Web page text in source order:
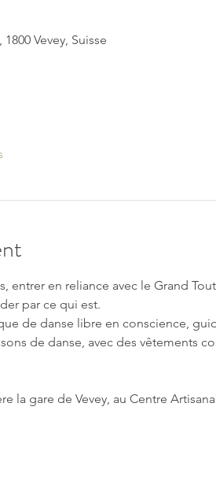
Vevey, Suisse
entrer en reliance avec le Grand
par ce qui est.
de danse libre en conscience,
de danse, avec des vêtements
la gare de Vevey, au Centre